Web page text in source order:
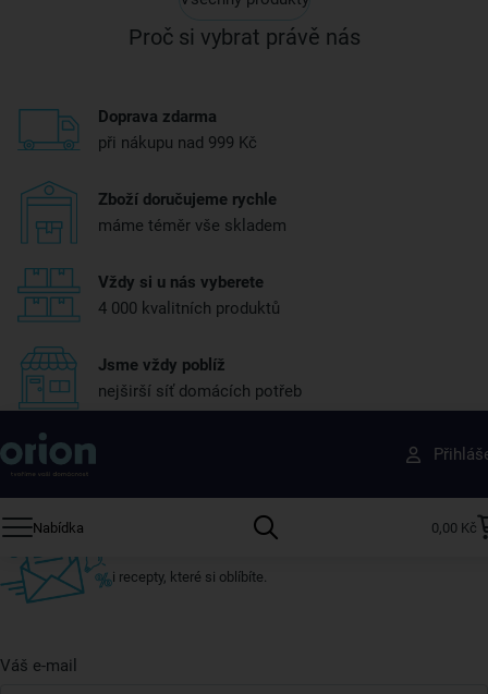
Proč si vybrat právě nás
Doprava zdarma
při nákupu nad 999 Kč
Zboží doručujeme rychle
máme téměr vše skladem
Vždy si u nás vyberete
4 000 kvalitních produktů
Jsme vždy poblíž
nejširší síť domácích potřeb
Nabídka 0,00 Kč
Získejte rady, recepty a tipy na slevy dřív než
ostatní
Přihlaste se k odběru našeho newsletteru.
i recepty, které si oblíbíte.
Váš e-mail